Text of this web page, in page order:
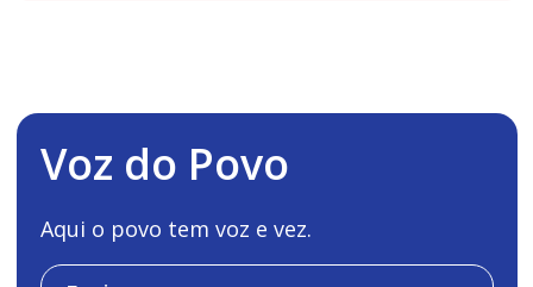
Voz do Povo
Aqui o povo tem voz e vez.